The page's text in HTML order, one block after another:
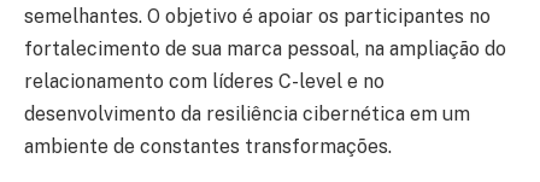
semelhantes. O objetivo é apoiar os participantes no
fortalecimento de sua marca pessoal, na ampliação do
relacionamento com líderes C-level e no
desenvolvimento da resiliência cibernética em um
ambiente de constantes transformações.